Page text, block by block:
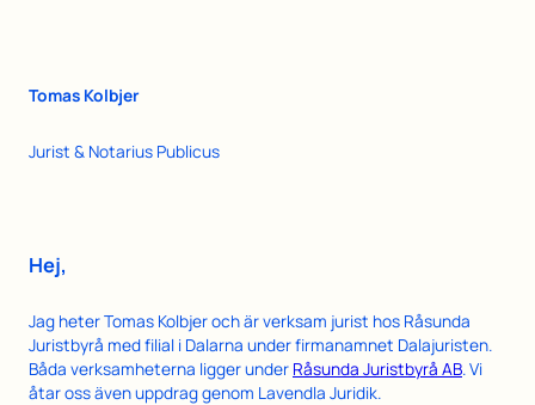
Tomas Kolbjer
Jurist & Notarius Publicus
Hej,
Jag heter Tomas Kolbjer och är verksam jurist hos Råsunda
Juristbyrå med filial i Dalarna under firmanamnet Dalajuristen.
Båda verksamheterna ligger under Råsunda Juristbyrå AB. Vi
åtar oss även uppdrag genom Lavendla Juridik.